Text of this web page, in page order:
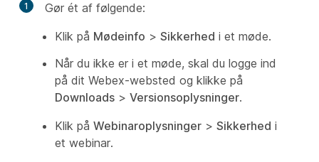
1
Gør ét af følgende:
Klik på Mødeinfo > Sikkerhed i et møde.
Når du ikke er i et møde, skal du logge ind
på dit Webex-websted og klikke på
Downloads > Versionsoplysninger.
Klik på Webinaroplysninger > Sikkerhed i
et webinar.